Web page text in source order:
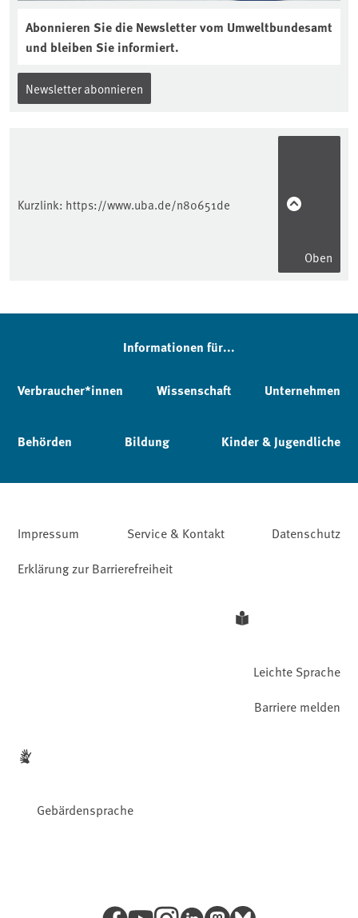
Abonnieren Sie die Newsletter vom Umweltbundesamt
und bleiben Sie informiert.
Newsletter abonnieren
Kurzlink: https://www.uba.de/n80651de
Oben
Informationen für...
Verbraucher*innen Wissenschaft Unternehmen
Behörden Bildung Kinder & Jugendliche
Impressum Service & Kontakt
Datenschutz
Erklärung zur Barrierefreiheit
Leichte Sprache
Gebärdensprache
Barriere melden